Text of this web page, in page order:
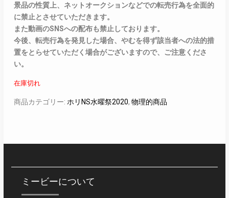
景品の性質上、ネットオークションなどでの転売行為を全面的
に禁止とさせていただきます。
また動画のSNSへの配布も禁止しております。
今後、転売行為を発見した場合、やむを得ず該当者への法的措
置をとらせていただく場合がございますので、ご注意くださ
い。
在庫切れ
商品カテゴリー: ホリNS水曜祭2020, 物理的商品
ミービーについて